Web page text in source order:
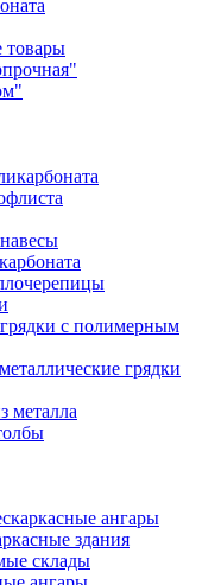
товары
с полимерным
грядки
металла
ангары
здания
склады